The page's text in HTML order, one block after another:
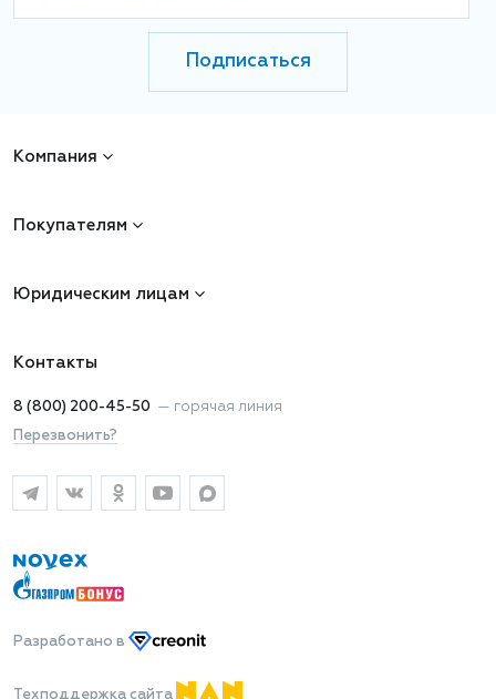
Подписаться
Компания
Покупателям
Юридическим лицам
Контакты
8 (800) 200-45-50 — горячая линия
Перезвонить?
Разработано в
Техподдержка сайта